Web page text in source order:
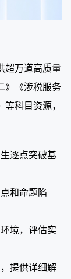
超万道高质量
》《涉税服务
科目资源，
逐点突破基
和命题陷
境，评估实
提供详细解